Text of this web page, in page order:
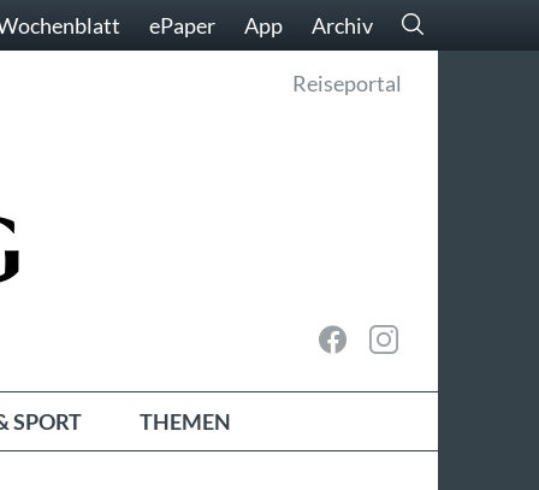
ePaper App Archiv
Reiseportal
SPORT THEMEN